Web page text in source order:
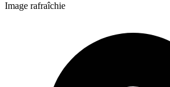
Image rafraîchie